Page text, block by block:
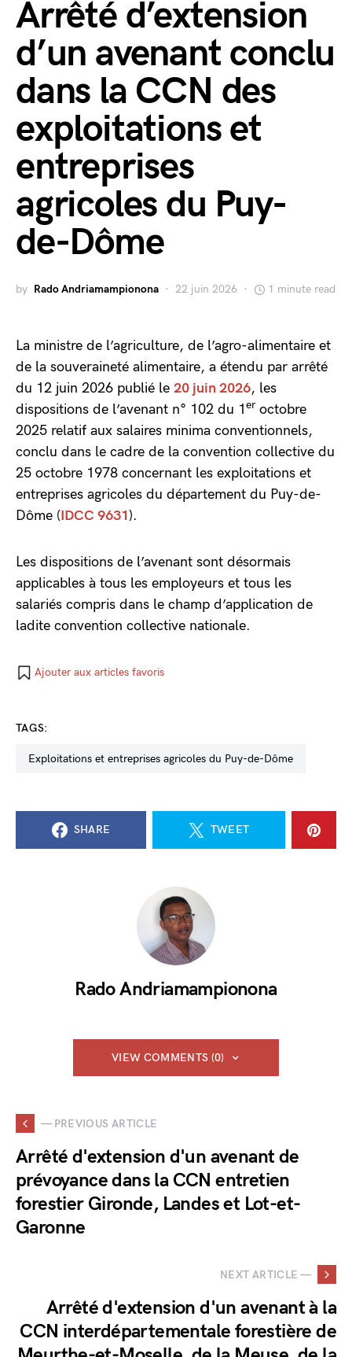
Arrêté d’extension
d’un avenant conclu
dans la CCN des
exploitations et
entreprises
agricoles du Puy-
de-Dôme
by Rado Andriamampionona 22 juin 2026 1 minute read
La ministre de l’agriculture, de l’agro-alimentaire et
de la souveraineté alimentaire, a étendu par arrêté
du 12 juin 2026 publié le 20 juin 2026, les
dispositions de l’avenant n° 102 du 1 er octobre
2025 relatif aux salaires minima conventionnels,
conclu dans le cadre de la convention collective du
25 octobre 1978 concernant les exploitations et
entreprises agricoles du département du Puy-de-
Dôme (IDCC 9631).
Les dispositions de l’avenant sont désormais
applicables à tous les employeurs et tous les
salariés compris dans le champ d’application de
ladite convention collective nationale.
Ajouter aux articles favoris
TAGS:
exploitations et entreprises agricoles du Puy-de-Dôme
SHARE TWEET
Rado Andriamampionona
VIEW COMMENTS (0)
— PREVIOUS ARTICLE
Arrêté d'extension d'un avenant de
prévoyance dans la CCN entretien
forestier Gironde, Landes et Lot-et-
Garonne
NEXT ARTICLE —
Arrêté d'extension d'un avenant à la
CCN interdépartementale forestière de